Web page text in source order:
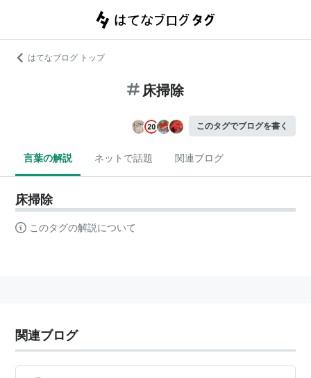
はてなブログ トップ
床掃除
このタグでブログを書く
言葉の解説 ネットで話題 関連ブログ
床掃除
このタグの解説について
関連ブログ